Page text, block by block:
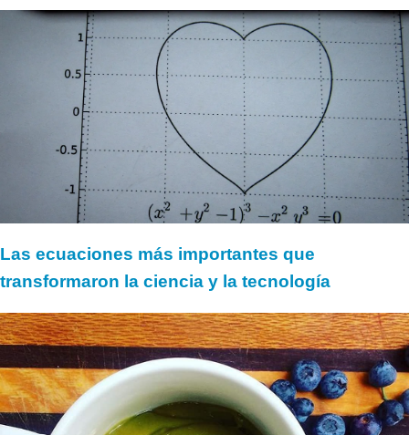
Las ecuaciones más importantes que
transformaron la ciencia y la tecnología